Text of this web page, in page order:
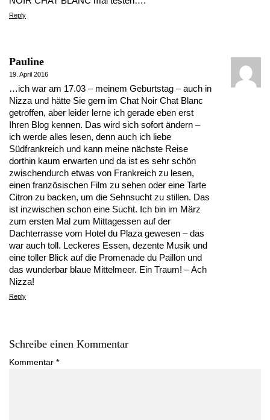
Reply
Pauline
19. April 2016
…ich war am 17.03 – meinem Geburtstag – auch in
Nizza und hätte Sie gern im Chat Noir Chat Blanc
getroffen, aber leider lerne ich gerade eben erst
Ihren Blog kennen. Das wird sich sofort ändern –
ich werde alles lesen, denn auch ich liebe
Südfrankreich und kann meine nächste Reise
dorthin kaum erwarten und da ist es sehr schön
zwischendurch etwas von Frankreich zu lesen,
einen französischen Film zu sehen oder eine Tarte
Citron zu backen, um die Sehnsucht zu stillen. Das
ist inzwischen schon eine Sucht. Ich bin im März
zum ersten Mal zum Mittagessen auf der
Dachterrasse vom Hotel du Plaza gewesen – das
war auch toll. Leckeres Essen, dezente Musik und
eine toller Blick auf die Promenade du Paillon und
das wunderbar blaue Mittelmeer. Ein Traum! – Ach
Nizza!
Reply
Schreibe einen Kommentar
Kommentar *